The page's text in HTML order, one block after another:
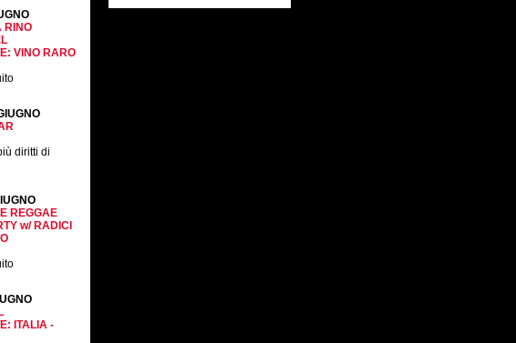
RINO
VINO RARO
diritti di
REGGAE
w/ RADICI
ITALIA -